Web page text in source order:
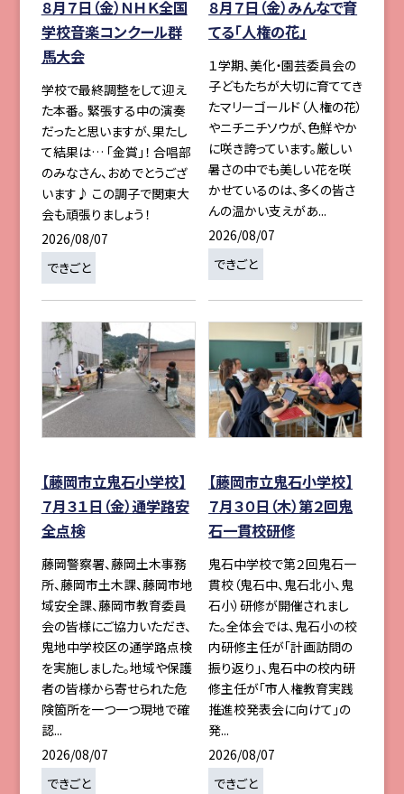
８月７日（金）ＮＨＫ全国
学校音楽コンクール群
馬大会
学校で最終調整をして迎え
た本番。 緊張する中の演奏
だったと思いますが、果たし
て結果は… 「金賞」！ 合唱部
のみなさん、おめでとうござ
います♪ この調子で関東大
会も頑張りましょう！
2026/08/07
できごと
８月７日（金）みんなで育
てる「人権の花」
１学期、美化・園芸委員会の
子どもたちが大切に育ててき
たマリーゴールド（人権の花）
やニチニチソウが、色鮮やか
に咲き誇っています。厳しい
暑さの中でも美しい花を咲
かせているのは、多くの皆さ
んの温かい支えがあ...
2026/08/07
できごと
【藤岡市立鬼石小学校】
７月３１日（金）通学路安
全点検
藤岡警察署、藤岡土木事務
所、藤岡市土木課、藤岡市地
域安全課、藤岡市教育委員
会の皆様にご協力いただき、
鬼地中学校区の通学路点検
を実施しました。地域や保護
者の皆様から寄せられた危
険箇所を一つ一つ現地で確
認...
2026/08/07
できごと
【藤岡市立鬼石小学校】
７月３０日（木）第２回鬼
石一貫校研修
鬼石中学校で第２回鬼石一
貫校（鬼石中、鬼石北小、鬼
石小）研修が開催されまし
た。全体会では、鬼石小の校
内研修主任が「計画訪問の
振り返り」、鬼石中の校内研
修主任が「市人権教育実践
推進校発表会に向けて」の
発...
2026/08/07
できごと